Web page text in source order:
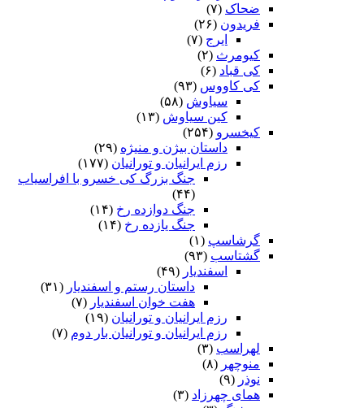
ضحاک (۷)
فریدون (۲۶)
ایرج (۷)
کیومرث (۲)
کی قباد (۶)
کی کاووس (۹۳)
سیاوش (۵۸)
کین سیاوش (۱۳)
کیخسرو (۲۵۴)
داستان بیژن و منیژه (۲۹)
رزم ایرانیان و تورانیان (۱۷۷)
جنگ بزرگ کی خسرو با افراسیاب
(۴۴)
جنگ دوازده رخ (۱۴)
جنگ یازده رخ (۱۴)
گرشاسپ (۱)
گشتاسب (۹۳)
اسفندیار (۴۹)
داستان رستم و اسفندیار (۳۱)
هفت خوان اسفندیار (۷)
رزم ایرانیان و تورانیان (۱۹)
رزم ایرانیان و تورانیان بار دوم (۷)
لهراسب (۳)
منوچهر (۸)
نوذر (۹)
هماى چهرزاد (۳)